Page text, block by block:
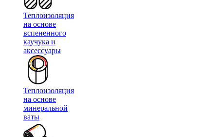
Теплоизоляция
на основе
вспененного
каучука и
аксессуары
Теплоизоляция
на основе
минеральной
ваты